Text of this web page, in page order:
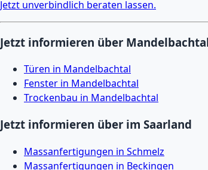
Jetzt unverbindlich beraten lassen.
Jetzt informieren über
Türen in Mandelbachtal
Fenster in Mandelbachtal
Trockenbau in Mandelbachtal
Jetzt informieren über im Saarland
Massanfertigungen in Schmelz
Massanfertigungen in Beckingen